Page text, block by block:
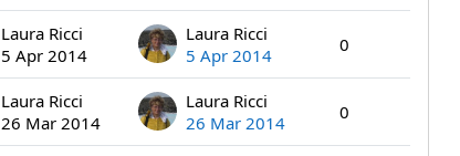
Laura Ricci
5 Apr 2014
Laura Ricci
5 Apr 2014
0
Laura Ricci
26 Mar 2014
Laura Ricci
26 Mar 2014
0